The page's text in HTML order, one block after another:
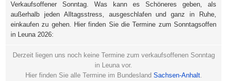
Verkaufsoffener Sonntag. Was kann es Schöneres geben, als
außerhalb jeden Alltagsstress, ausgeschlafen und ganz in Ruhe,
einkaufen zu gehen. Hier finden Sie die Termine zum Sonntagsoffen
in Leuna 2026:
Derzeit liegen uns noch keine Termine zum verkaufsoffenen Sonntag
in Leuna vor.
Hier finden Sie alle Termine im Bundesland Sachsen-Anhalt.